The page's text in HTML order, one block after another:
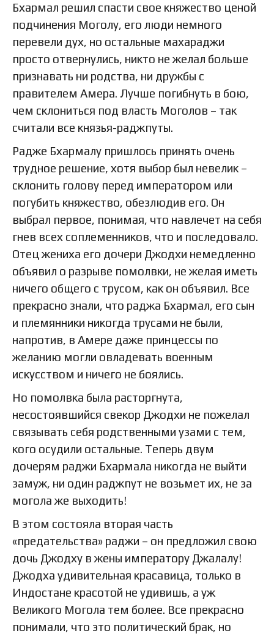
Бхармал решил спасти свое княжество ценой
подчинения Моголу, его люди немного
перевели дух, но остальные махараджи
просто отвернулись, никто не желал больше
признавать ни родства, ни дружбы с
правителем Амера. Лучше погибнуть в бою,
чем склониться под власть Моголов – так
считали все князья-раджпуты.
Радже Бхармалу пришлось принять очень
трудное решение, хотя выбор был невелик –
склонить голову перед императором или
погубить княжество, обезлюдив его. Он
выбрал первое, понимая, что навлечет на себя
гнев всех соплеменников, что и последовало.
Отец жениха его дочери Джодхи немедленно
объявил о разрыве помолвки, не желая иметь
ничего общего с трусом, как он объявил. Все
прекрасно знали, что раджа Бхармал, его сын
и племянники никогда трусами не были,
напротив, в Амере даже принцессы по
желанию могли овладевать военным
искусством и ничего не боялись.
Но помолвка была расторгнута,
несостоявшийся свекор Джодхи не пожелал
связывать себя родственными узами с тем,
кого осудили остальные. Теперь двум
дочерям раджи Бхармала никогда не выйти
замуж, ни один раджпут не возьмет их, не за
могола же выходить!
В этом состояла вторая часть
«предательства» раджи – он предложил свою
дочь Джодху в жены императору Джалалу!
Джодха удивительная красавица, только в
Индостане красотой не удивишь, а уж
Великого Могола тем более. Все прекрасно
понимали, что это политический брак, но